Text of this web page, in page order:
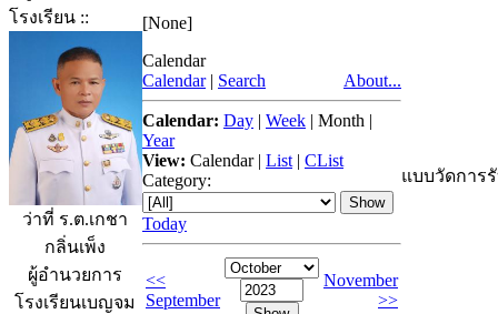
โรงเรียน ::
ว่าที่ ร.ต.เกชา
กลิ่นเพ็ง
ผู้อำนวยการ
โรงเรียนเบญจม
[None]
Calendar
Calendar | Search About...
Calendar: Day | Week | Month |
Year
View: Calendar| List | CList
Category:
Today
<<
September
November
>>
แบบวัดการ